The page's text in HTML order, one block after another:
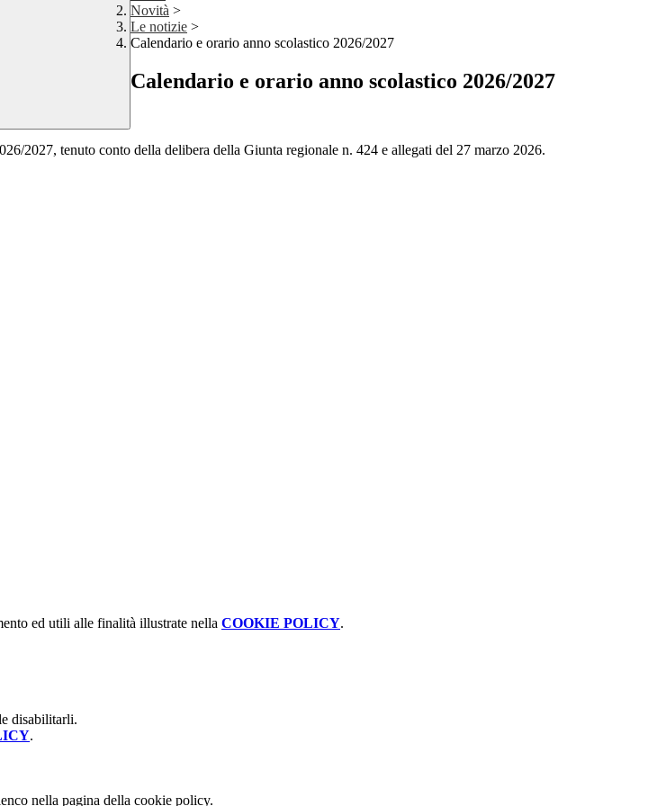
Novità >
Le notizie >
Calendario e orario anno scolastico 2026/2027
Calendario e orario anno scolastico 2026/2027
2027, tenuto conto della delibera della Giunta regionale n. 424 e allegati del 27 marzo 2026.
ed utili alle finalità illustrate nella COOKIE POLICY.
disabilitarli.
.
nella pagina della cookie policy.